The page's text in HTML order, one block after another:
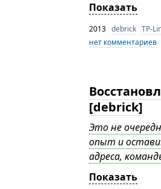
Показать
2013 debrick TP-
нет комментариев
[debrick]
Это не
опыт и
адреса,
Показать